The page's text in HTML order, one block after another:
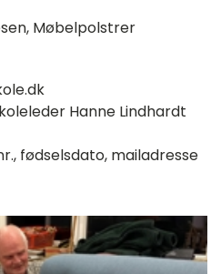
Møbelpolstrer
Hanne Lindhardt
fødselsdato, mailadresse